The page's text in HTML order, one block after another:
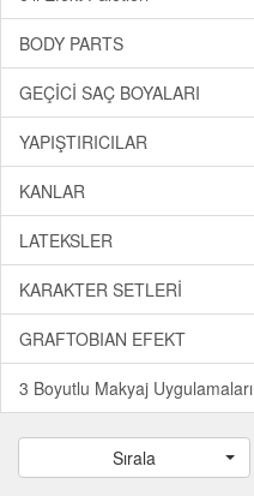
BODY PARTS
GEÇİCİ SAÇ BOYALARI
YAPIŞTIRICILAR
KANLAR
LATEKSLER
KARAKTER SETLERİ
GRAFTOBIAN EFEKT
3 Boyutlu Makyaj Uygulamaları
Sırala